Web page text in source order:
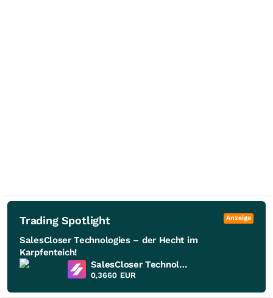
Trading Spotlight Anzeige
SalesCloser Technologies – der Hecht im
Karpfenteich!
SalesCloser Technologies
0,3660 EUR